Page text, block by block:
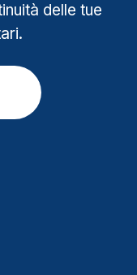
delle tue